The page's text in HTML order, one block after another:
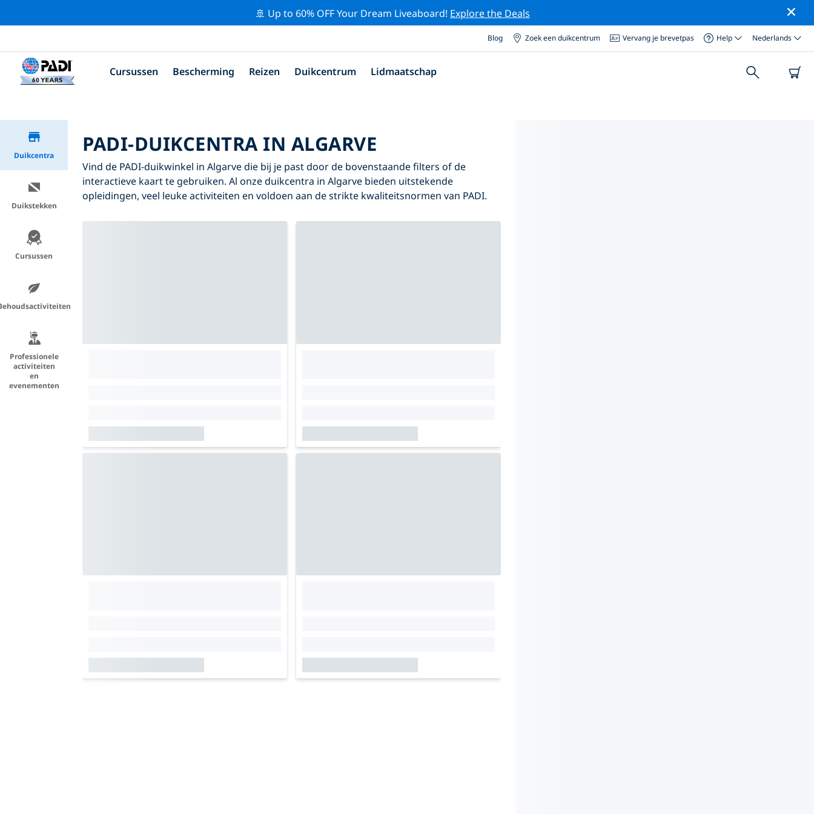
🚢 Up to 60% OFF Your Dream Liveaboard! Explore the Deals
Blog Zoek een duikcentrum Vervang je brevetpas Help Nederlands
Cursussen Bescherming Reizen Duikcentrum Lidmaatschap
Duikcentra
Duikstekken
Cursussen
Professionele
activiteiten
en
evenementen
PADI-DUIKCENTRA IN ALGARVE
Vind de PADI-duikwinkel in Algarve die bij je past door de bovenstaande filters of de
interactieve kaart te gebruiken. Al onze duikcentra in Algarve bieden uitstekende
opleidingen, veel leuke activiteiten en voldoen aan de strikte kwaliteitsnormen van PADI.